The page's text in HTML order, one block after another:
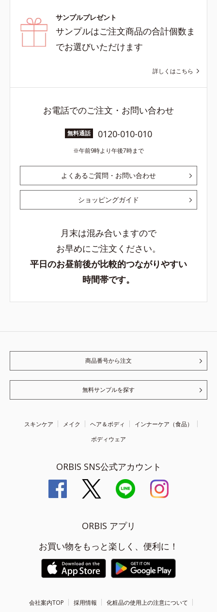
サンプルプレゼント
サンプルはご注文商品の合計個数ま
でお選びいただけます
詳しくはこちら
お電話でのご注文・お問い合わせ
無料通話 0120-010-010
午前9時より午後7時まで
よくあるご質問・お問い合わせ
ショッピングガイド
月末は混み合いますので
お早めにご注文ください。
平日のお昼前後が比較的つながりやすい
時間帯です。
商品番号から注文
無料サンプルを探す
スキンケア メイク ヘア＆ボディ
インナーケア（食品）
ボディウェア
ORBIS SNS公式アカウント
ORBIS アプリ
お買い物をもっと楽しく、便利に！
会社案内TOP 採用情報 化粧品の使用上の注意について